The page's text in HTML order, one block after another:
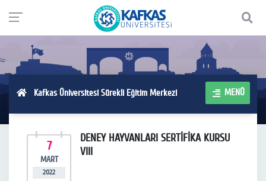
Kafkas Üniversitesi Sürekli Eğitim Merkezi MENÜ
7
MART
2022
DENEY HAYVANLARI SERTİFİKA KURSU
VIII